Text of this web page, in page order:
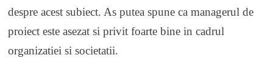
despre acest subiect. As putea spune ca managerul de
proiect este asezat si privit foarte bine in cadrul
organizatiei si societatii.